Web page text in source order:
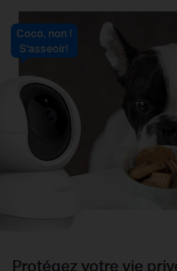
Coco, non !
S'asseoir!
Protégez votre vie